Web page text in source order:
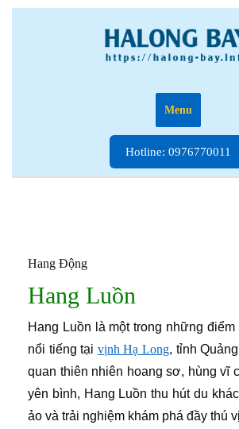
Menu
Hotline: 0976770011
Hang Động
Hang Luồn
Hang Luồn là một trong những
nổi tiếng tại vịnh Hạ Long, tỉnh
quan thiên nhiên hoang sơ, hùng vĩ
yên bình, Hang Luồn thu hút du
ảo và trải nghiệm khám phá đầy thú